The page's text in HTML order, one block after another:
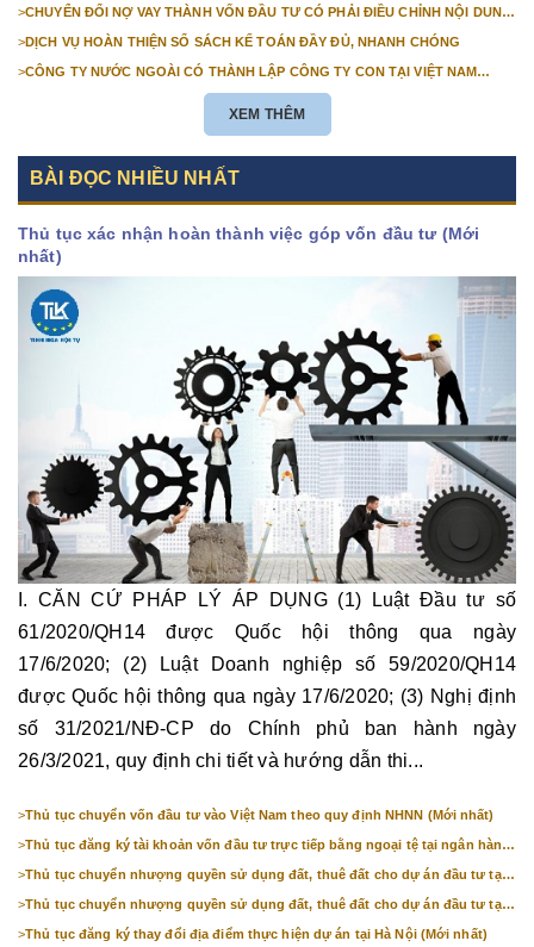
>CHUYỂN ĐỔI NỢ VAY THÀNH VỐN ĐẦU TƯ CÓ PHẢI ĐIỀU CHỈNH NỘI DUNG
>DỊCH VỤ HOÀN THIỆN SỔ SÁCH KẾ TOÁN ĐẦY ĐỦ, NHANH CHÓNG
>CÔNG TY NƯỚC NGOÀI CÓ THÀNH LẬP CÔNG TY CON TẠI VIỆT NAM
XEM THÊM
BÀI ĐỌC NHIỀU NHẤT
Thủ tục xác nhận hoàn thành việc góp vốn đầu tư (Mới
nhất)
I. CĂN CỨ PHÁP LÝ ÁP DỤNG (1) Luật Đầu tư số
61/2020/QH14 được Quốc hội thông qua ngày
17/6/2020; (2) Luật Doanh nghiệp số 59/2020/QH14
được Quốc hội thông qua ngày 17/6/2020; (3) Nghị định
số 31/2021/NĐ-CP do Chính phủ ban hành ngày
26/3/2021, quy định chi tiết và hướng dẫn thi...
>Thủ tục chuyển vốn đầu tư vào Việt Nam theo quy định NHNN (Mới nhất)
>Thủ tục đăng ký tài khoản vốn đầu tư trực tiếp bằng ngoại tệ tại ngân hàng
>Thủ tục chuyển nhượng quyền sử dụng đất, thuê đất cho dự án đầu tư tại
>Thủ tục chuyển nhượng quyền sử dụng đất, thuê đất cho dự án đầu tư tại
>Thủ tục đăng ký thay đổi địa điểm thực hiện dự án tại Hà Nội (Mới nhất)